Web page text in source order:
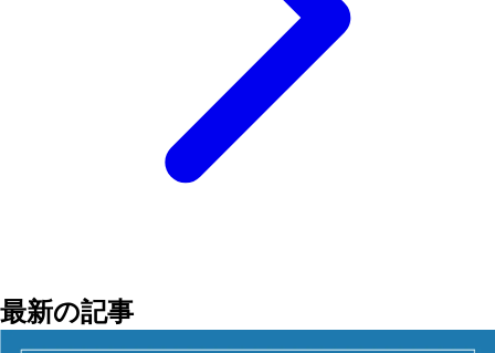
最新の記事